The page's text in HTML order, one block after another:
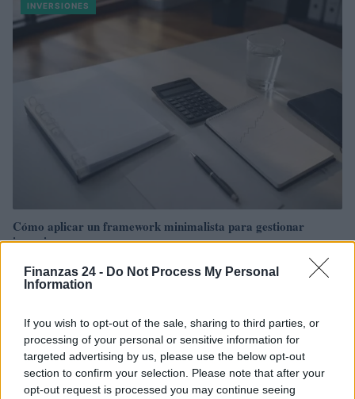
Finanzas 24 - Do Not Process My Personal
Information
If you wish to opt-out of the sale, sharing to third parties, or
processing of your personal or sensitive information for
targeted advertising by us, please use the below opt-out
section to confirm your selection. Please note that after your
opt-out request is processed you may continue seeing
INVERSIONES
Cómo aplicar un framework minimalista para gestionar
inversiones